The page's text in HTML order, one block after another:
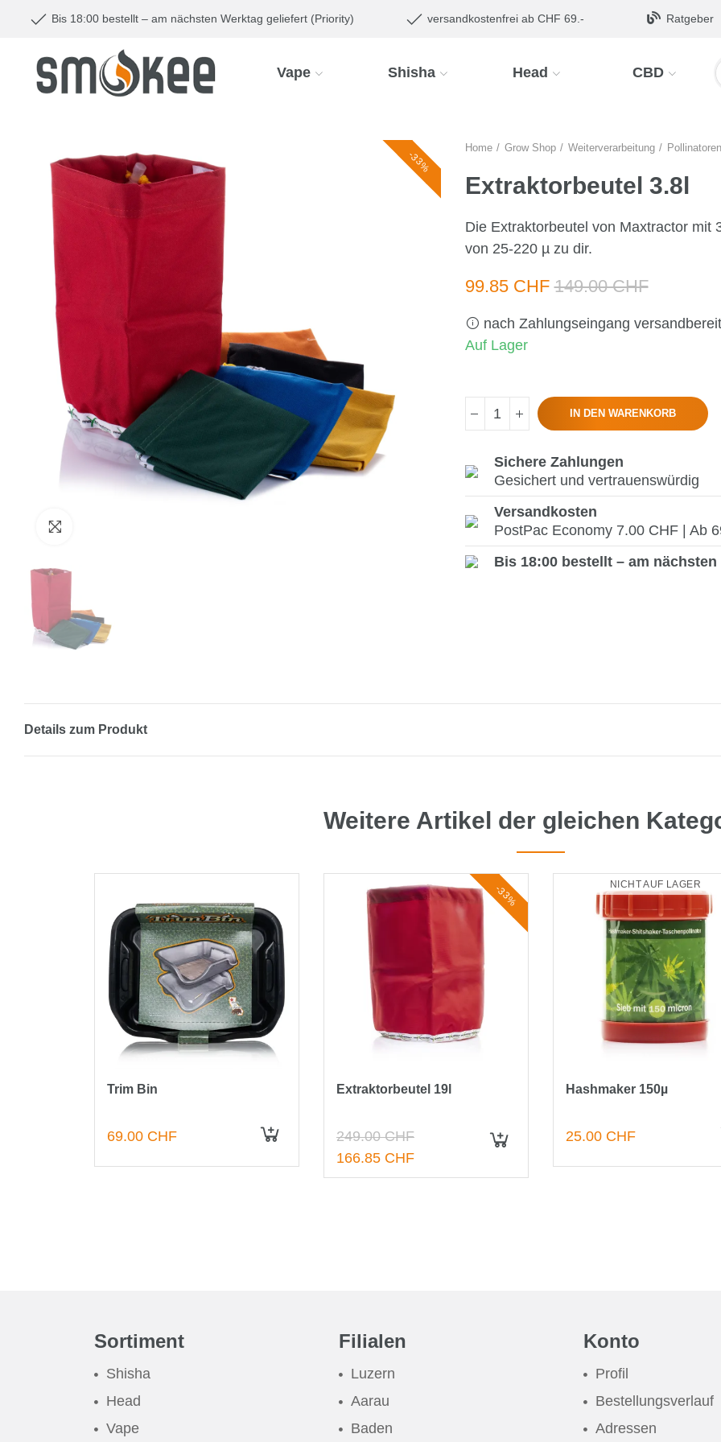
Bis 18:00 bestellt – am nächsten Werktag geliefert (Priority) versandkostenfrei ab CHF 69.- Ratgeber
Vape Shisha Head CBD
-33%
Home Grow Shop Weiterverarbeitung Pollinatoren
Extraktorbeutel 3.8l
Die Extraktorbeutel von Maxtractor mit
von 25-220 µ zu dir.
99.85 CHF149.00 CHF
nach Zahlungseingang versandbereit
Auf Lager
IN DEN WARENKORB
Sichere Zahlungen
Gesichert und vertrauenswürdig
Versandkosten
PostPac Economy 7.00 CHF | Ab
Bis 18:00 bestellt – am
Details zum Produkt
Weitere Artikel der gleichen
Trim Bin
69.00 CHF
-33%
Extraktorbeutel 19l
249.00 CHF
166.85 CHF
NICHT AUF LAGER
Hashmaker 150µ
25.00 CHF
Sortiment
Shisha
Head
Vape
Filialen
Luzern
Aarau
Baden
Konto
Profil
Bestellungsverlauf
Adressen